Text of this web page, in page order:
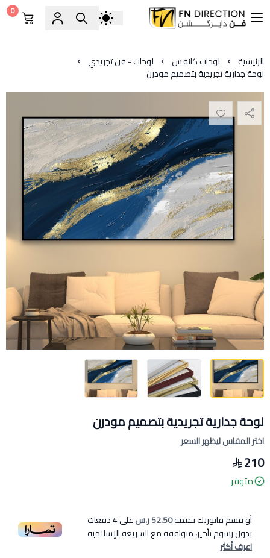
فن دايركشن
0
الرئيسية لوحات كانفس لوحات - فن تجريدي
لوحة جدارية تجريدية بتصميم مودرن
لوحة جدارية تجريدية بتصميم مودرن
اختر المقاس ليظهر السعر
210
متوفر
أو قسم فاتورتك بقيمة52.50 ر.س على4دفعات
بدون رسوم تأخير، متوافقة مع الشريعة الإسلامية
اعرف أكثر